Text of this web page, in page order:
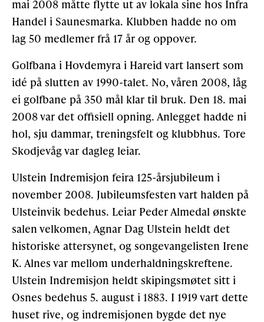
mai 2008 måtte flytte ut av lokala sine hos Infra
Handel i Saunesmarka. Klubben hadde no om
lag 50 medlemer frå 17 år og oppover.
Golfbana i Hovdemyra i Hareid vart lansert som
idé på slutten av 1990-talet. No, våren 2008, låg
ei golfbane på 350 mål klar til bruk. Den 18. mai
2008 var det offisiell opning. Anlegget hadde ni
hol, sju dammar, treningsfelt og klubbhus. Tore
Skodjevåg var dagleg leiar.
Ulstein Indremisjon feira 125-årsjubileum i
november 2008. Jubileumsfesten vart halden på
Ulsteinvik bedehus. Leiar Peder Almedal ønskte
salen velkomen, Agnar Dag Ulstein heldt det
historiske attersynet, og songevangelisten Irene
K. Alnes var mellom underhaldningskreftene.
Ulstein Indremisjon heldt skipingsmøtet sitt i
Osnes bedehus 5. august i 1883. I 1919 vart dette
huset rive, og indremisjonen bygde det nye